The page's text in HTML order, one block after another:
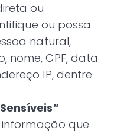
ou
ou possa
natural,
nome, CPF, data
IP, dentre
que